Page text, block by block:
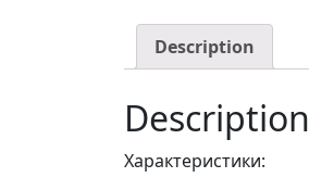
Description
Description
Характеристики: